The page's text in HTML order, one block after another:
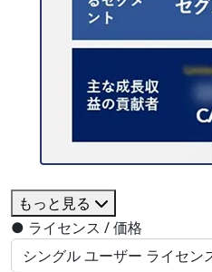
もっと見る
● ライセンス / 価格